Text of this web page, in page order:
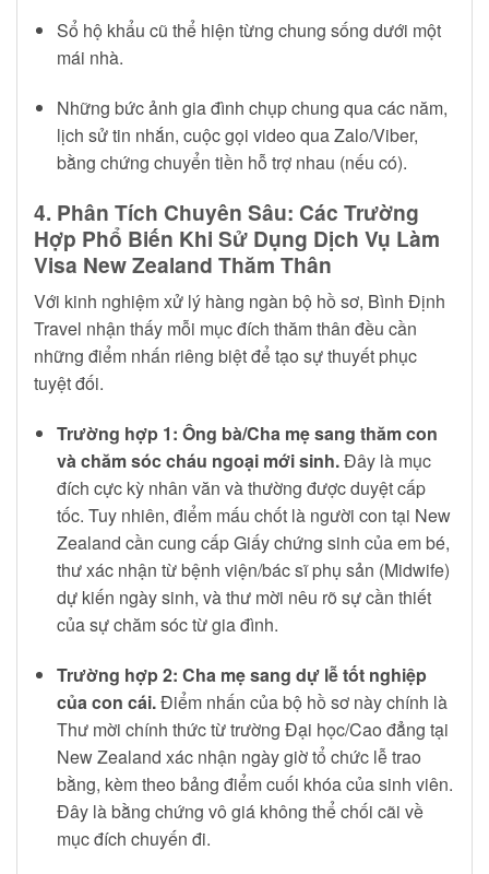
Sổ hộ khẩu cũ thể hiện từng chung sống dưới một
mái nhà.
Những bức ảnh gia đình chụp chung qua các năm,
lịch sử tin nhắn, cuộc gọi video qua Zalo/Viber,
bằng chứng chuyển tiền hỗ trợ nhau (nếu có).
4. Phân Tích Chuyên Sâu: Các Trường
Hợp Phổ Biến Khi Sử Dụng Dịch Vụ Làm
Visa New Zealand Thăm Thân
Với kinh nghiệm xử lý hàng ngàn bộ hồ sơ, Bình Định
Travel nhận thấy mỗi mục đích thăm thân đều cần
những điểm nhấn riêng biệt để tạo sự thuyết phục
tuyệt đối.
Trường hợp 1: Ông bà/Cha mẹ sang thăm con
và chăm sóc cháu ngoại mới sinh.Đây là mục
đích cực kỳ nhân văn và thường được duyệt cấp
tốc. Tuy nhiên, điểm mấu chốt là người con tại New
Zealand cần cung cấp Giấy chứng sinh của em bé,
thư xác nhận từ bệnh viện/bác sĩ phụ sản (Midwife)
dự kiến ngày sinh, và thư mời nêu rõ sự cần thiết
của sự chăm sóc từ gia đình.
Trường hợp 2: Cha mẹ sang dự lễ tốt nghiệp
của con cái.Điểm nhấn của bộ hồ sơ này chính là
Thư mời chính thức từ trường Đại học/Cao đẳng tại
New Zealand xác nhận ngày giờ tổ chức lễ trao
bằng, kèm theo bảng điểm cuối khóa của sinh viên.
Đây là bằng chứng vô giá không thể chối cãi về
mục đích chuyến đi.